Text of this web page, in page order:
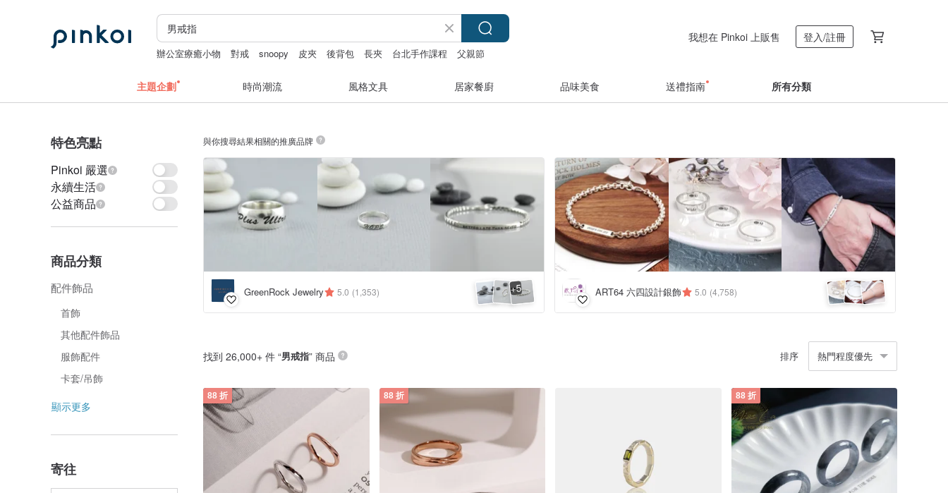
辦公室療癒小物 對戒 snoopy 皮夾 後背包 長夾 台北手作課程 父親節
我想在 Pinkoi 上販售 登入/註冊
主題企劃 時尚潮流 風格文具 居家餐廚 品味美食 送禮指南 所有分類
特色亮點
Pinkoi 嚴選
永續生活
公益商品
商品分類
配件飾品
首飾
其他配件飾品
服飾配件
卡套/吊飾
顯示更多
寄往
與你搜尋結果相關的推廣品牌
GreenRock Jewelry 5.0 (1,353) +5 ART64 六四設計銀飾 5.0 (4,758)
找到 26,000+ 件 “男戒指” 商品 排序 熱門程度優先
88 折 88 折 88 折